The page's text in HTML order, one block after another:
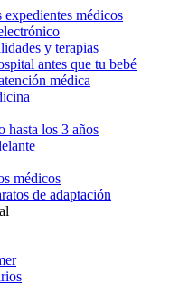
médicos
y terapias
antes que tu bebé
médica
hasta los 3 años
médicos
de adaptación